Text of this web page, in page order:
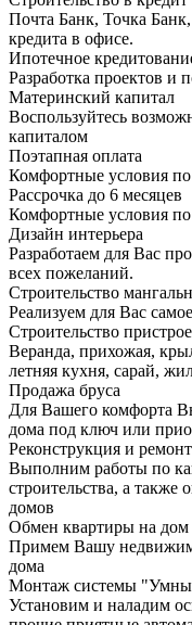
Почта Банк, Точка
кредита в офисе.
Ипотечное
Разработка проектов и
Материнский капитал
Воспользуйтесь
капиталом
Поэтапная оплата
Комфортные условия по
Рассрочка до 6 месяцев
Комфортные условия по
Дизайн интерьера
Разработаем для Вас
всех пожеланий.
Строительство
Реализуем для Вас
Строительство
Веранда, прихожая,
летняя кухня, сарай,
Продажа бруса
Для Вашего комфорта
дома под ключ или
Реконструкция и ремонт
Выполним работы по
строительства, а также
домов
Обмен квартиры на дом
Примем Вашу
дома
Монтаж системы
Установим и наладим